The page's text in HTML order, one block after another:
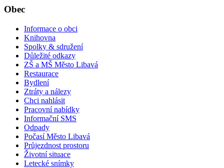
Obec
Informace o obci
Knihovna
Spolky & sdružení
Důležité odkazy
ZŠ a MŠ Město Libavá
Restaurace
Bydlení
Ztráty a nálezy
Chci nahlásit
Pracovní nabídky
Informační SMS
Odpady
Počasí Město Libavá
Průjezdnost prostoru
Životní situace
Letecké snímky